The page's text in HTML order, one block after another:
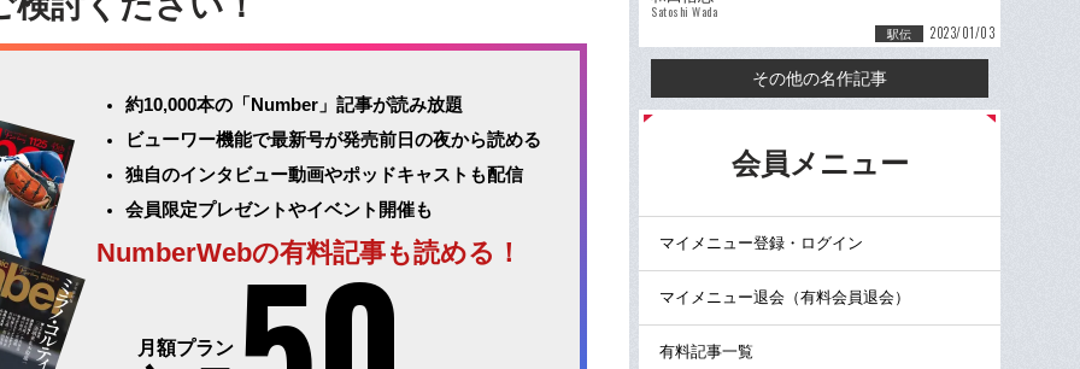
約10,000本の「Number」記事が読み放題
ビューワー機能で最新号が発売前日の夜から読める
独自のインタビュー動画やポッドキャストも配信
会員限定プレゼントやイベント開催も
NumberWebの有料記事も読める！
月額プラン
Satoshi Wada
駅伝 2023/01/03
その他の名作記事
会員メニュー
マイメニュー登録・ログイン
マイメニュー退会（有料会員退会）
有料記事一覧